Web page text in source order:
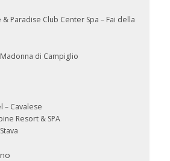
Paradise Club Center Spa – Fai della
di Campiglio
– Cavalese
Resort & SPA